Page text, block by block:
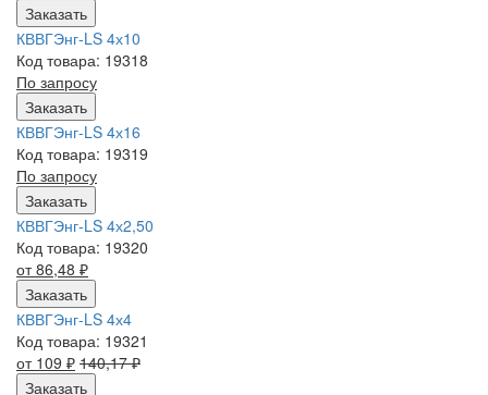
Заказать
КВВГЭнг-LS 4х10
Код товара: 19318
По запросу
Заказать
КВВГЭнг-LS 4х16
Код товара: 19319
По запросу
Заказать
КВВГЭнг-LS 4х2,50
Код товара: 19320
от 86,48 ₽
Заказать
КВВГЭнг-LS 4х4
Код товара: 19321
от 109 ₽ 140,17₽
Заказать